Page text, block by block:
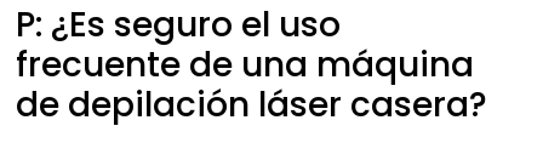
P: ¿Es seguro el uso
frecuente de una máquina
de depilación láser casera?